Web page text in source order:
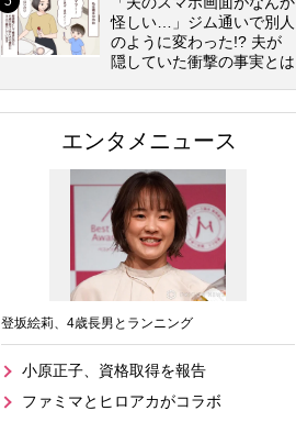
怪しい…」ジム通いで別人
のように変わった!? 夫が
隠していた衝撃の事実とは
エンタメニュース
登坂絵莉、4歳長男とランニング
小原正子、資格取得を報告
ファミマとヒロアカがコラボ